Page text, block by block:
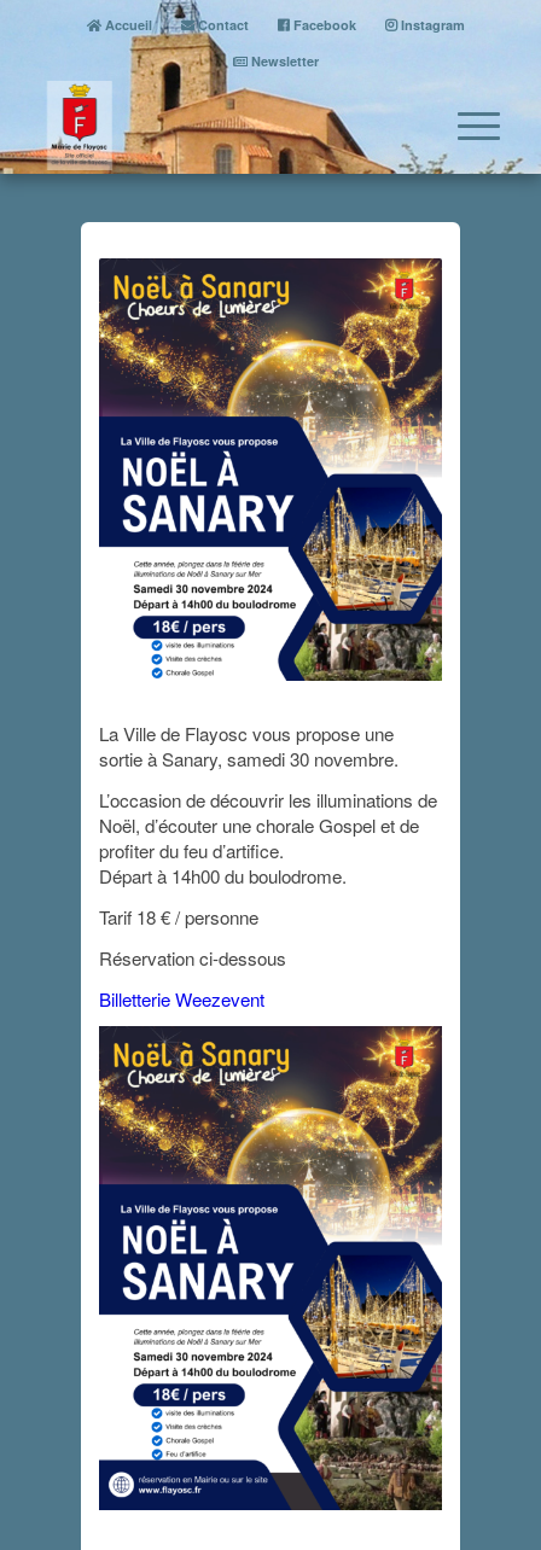
Accueil Contact Facebook
Instagram
Newsletter
Sortie à Sanary,
chœurs de
lumières
30 novembre 2024 - 14 h 00 min
min
La Ville de Flayosc vous propose une
sortie à Sanary, samedi 30 novembre.
L’occasion de découvrir les illuminations de
Noël, d’écouter une chorale Gospel et de
profiter du feu d’artifice.
Départ à 14h00 du boulodrome.
Tarif 18 € / personne
Réservation ci-dessous
Billetterie Weezevent